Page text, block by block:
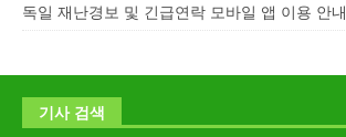
독일 재난경보 및 긴급연락 모바일 앱 이용 안내
기사 검색